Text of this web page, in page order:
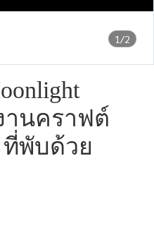
1/2
านคราฟต์
ที่พับด้วย